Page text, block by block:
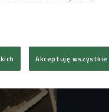
Akceptuję wszystkie